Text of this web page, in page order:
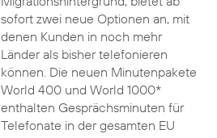
sofort zwei neue Optionen an, mit
denen Kunden in noch mehr
Länder als bisher telefonieren
können. Die neuen Minutenpakete
World 400 und World 1000*
enthalten Gesprächsminuten für
Telefonate in der gesamten EU